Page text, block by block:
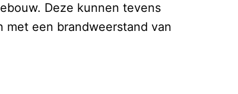
Deze kunnen tevens
met een brandweerstand van